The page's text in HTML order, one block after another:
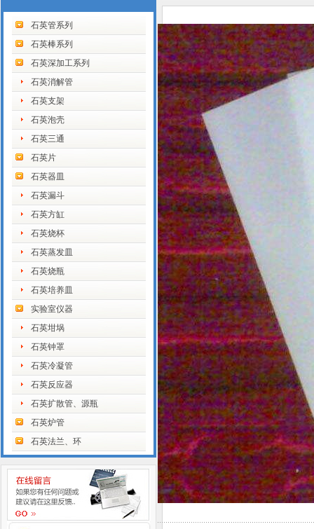
石英管系列
石英棒系列
石英深加工系列
石英消解管
石英支架
石英泡壳
石英三通
石英片
石英器皿
石英漏斗
石英方缸
石英烧杯
石英蒸发皿
石英烧瓶
石英培养皿
实验室仪器
石英坩埚
石英钟罩
石英冷凝管
石英反应器
石英扩散管、源瓶
石英炉管
石英法兰、环